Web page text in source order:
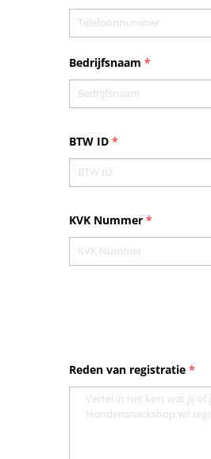
Bedrijfsnaam *
BTW ID *
KVK Nummer *
Reden van registratie *